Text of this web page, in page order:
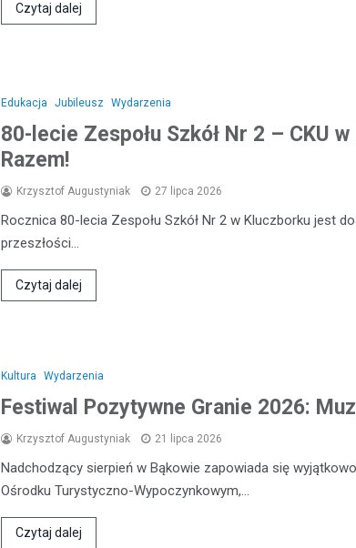
Czytaj dalej
Edukacja Jubileusz Wydarzenia
80-lecie Zespołu Szkół Nr 2 – CKU
Razem!
Krzysztof Augustyniak 27 lipca 2026
Rocznica 80-lecia Zespołu Szkół Nr 2 w Kluczborku jest
przeszłości…
Czytaj dalej
Kultura Wydarzenia
Festiwal Pozytywne Granie 2026:
Krzysztof Augustyniak 21 lipca 2026
Nadchodzący sierpień w Bąkowie zapowiada się
Ośrodku Turystyczno-Wypoczynkowym,…
Czytaj dalej